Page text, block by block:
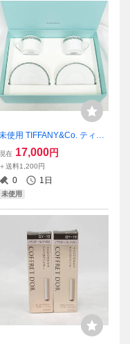
使用 TIFFANY&Co. ティフ
ァニー カップ＆ソーサー T T
RUE トゥルー 2客セット 箱
付き 2506-N0033M(NT)
在 17,000円
＋送料1,200円
0 1日
未使用